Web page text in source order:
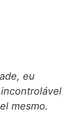
eu
mesmo.